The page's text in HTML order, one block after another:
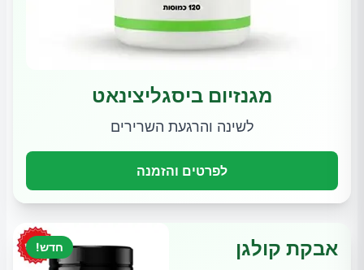
מגנזיום ביסגליצינאט
לשינה והרגעת השרירים
לפרטים והזמנה
חדש! אבקת קולגן